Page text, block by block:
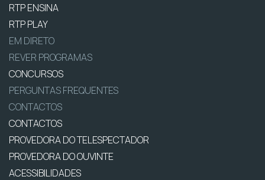
RTP ENSINA
RTP PLAY
EM DIRETO
REVER PROGRAMAS
CONCURSOS
PERGUNTAS FREQUENTES
CONTACTOS
CONTACTOS
PROVEDORA DO TELESPECTADOR
PROVEDORA DO OUVINTE
ACESSIBILIDADES